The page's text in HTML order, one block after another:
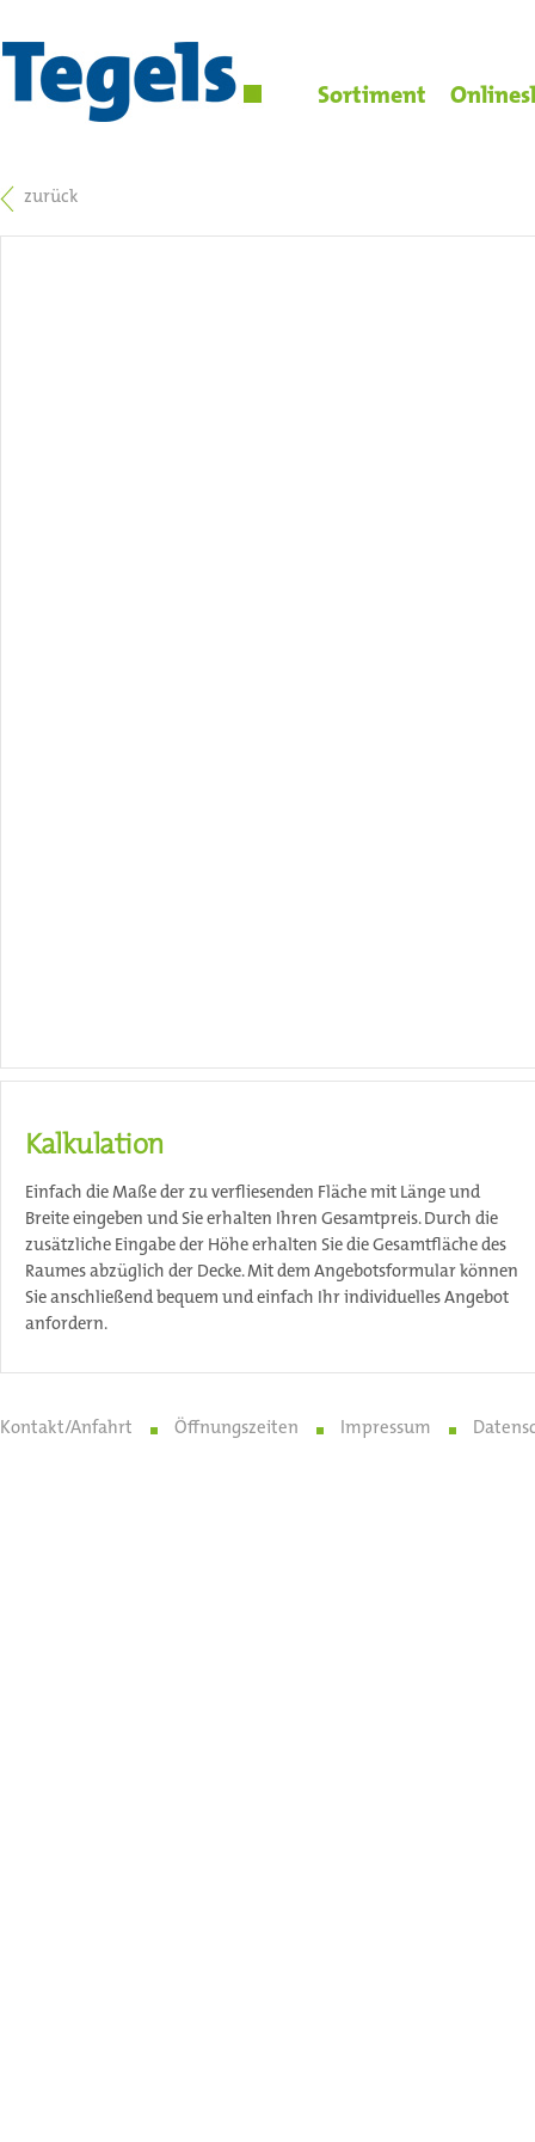
Sortiment
zurück
Kalkulation
Einfach die Maße der zu verfliesenden Fläche mit Länge und
Breite eingeben und Sie erhalten Ihren Gesamtpreis. Durch die
zusätzliche Eingabe der Höhe erhalten Sie die Gesamtfläche des
Raumes abzüglich der Decke. Mit dem Angebotsformular können
Sie anschließend bequem und einfach Ihr individuelles Angebot
anfordern.
Kontakt/Anfahrt Öffnungszeiten Impressum